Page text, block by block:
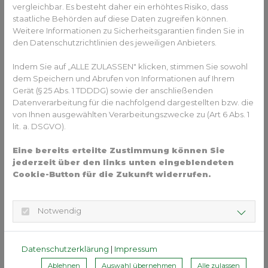
Okklusion.
Vielmehr beeinflusst es das gesamte kraniofaziale
Wachstum und ist häufig bereits äußerlich erkennbar.
Typische extraorale Anzeichen können sein:
ein tiefer stehendes Auge auf der Kreuzbissseite
ein verkürzter aufsteigender Unterkieferast auf der
Kreuzbissseite
eine Kinnabweichung zur Kreuzbissseite
eine erhöhte Schulter auf der Kreuzbissseite
Insgesamt entsteht häufig der Eindruck, dass die
Langfristig können sich darüber hinaus funktionelle
Auswirkungen auf die Körperhaltung, Schultern, Becken
und Beine entwickeln.
Warum eine frühzeitige Therapie
vergleichbar. Es besteht daher ein erhöhtes Risiko, dass
staatliche Behörden auf diese Daten zugreifen können.
Weitere Informationen zu Sicherheitsgarantien finden Sie in
den Datenschutzrichtlinien des jeweiligen Anbieters.
Indem Sie auf „ALLE ZULASSEN" klicken, stimmen Sie sowohl
dem Speichern und Abrufen von Informationen auf Ihrem
Gerät (§ 25 Abs. 1 TDDDG) sowie der anschließenden
Datenverarbeitung für die nachfolgend dargestellten bzw. die
von Ihnen ausgewählten Verarbeitungszwecke zu (Art 6 Abs. 1
lit. a. DSGVO).
Eine bereits erteilte Zustimmung können Sie
jederzeit über den links unten eingeblendeten
Cookie-Button für die Zukunft widerrufen.
Notwendig
Datenschutzerklärung | Impressum
Ablehnen Auswahl übernehmen Alle zulassen